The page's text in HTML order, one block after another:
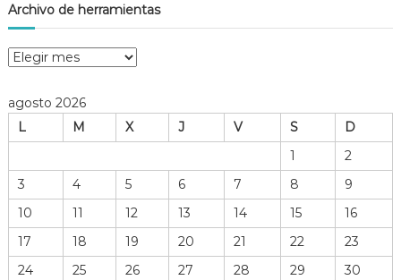
Archivo de herramientas
A
h
o
e
h
r
agosto 2026
L
M X J V S
D
1
2
3
4 5 6 7 8
9
10
11 12 13 14 15
16
17
18 19 20 21 22
23
24
25 26 27 28 29
30